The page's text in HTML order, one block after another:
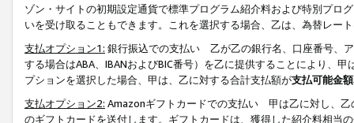
ゾン・サイトの初期設定通貨で標準プログラム紹介料および特別プロ
いを受け取ることもできます。これを選択する場合、乙は、為替レー
支払オプション1: 銀行振込での支払い 乙が乙の銀行名、口座番号、
する場合はABA、IBANおよびBIC番号）を乙に提供することにより、
プションを選択した場合、甲は、乙に対する合計支払額が支払可能金
支払オプション2: Amazonギフトカードでの支払い 甲は乙に対し、乙
のギフトカードを送付します。ギフトカードは、獲得した紹介料相当